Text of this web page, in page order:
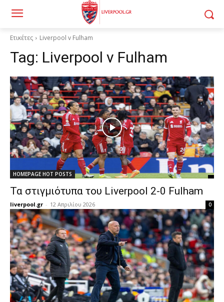
Ετικέτες Liverpool v Fulham
Tag: Liverpool v Fulham
HOMEPAGE HOT POSTS
Τα στιγμιότυπα του Liverpool 2-0 Fulham
liverpool.gr - 12 Απριλίου 2026 0